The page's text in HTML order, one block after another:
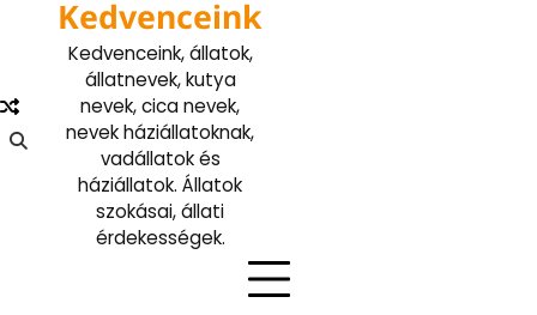
Kedvenceink
Kedvenceink, állatok,
állatnevek, kutya
nevek, cica nevek,
nevek háziállatoknak,
vadállatok és
háziállatok. Állatok
szokásai, állati
érdekességek.